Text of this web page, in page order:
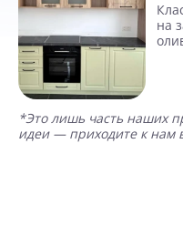
на
*Это лишь часть наших
идеи — приходите к нам